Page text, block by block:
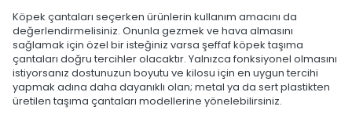
Köpek çantaları seçerken ürünlerin kullanım amacını da
değerlendirmelisiniz. Onunla gezmek ve hava almasını
sağlamak için özel bir isteğiniz varsa şeffaf köpek taşıma
çantaları doğru tercihler olacaktır. Yalnızca fonksiyonel olmasını
istiyorsanız dostunuzun boyutu ve kilosu için en uygun tercihi
yapmak adına daha dayanıklı olan; metal ya da sert plastikten
üretilen taşıma çantaları modellerine yönelebilirsiniz.